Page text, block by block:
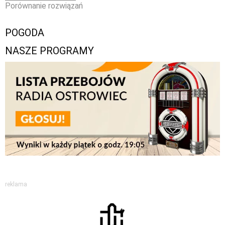
Porównanie rozwiązań
POGODA
NASZE PROGRAMY
reklama